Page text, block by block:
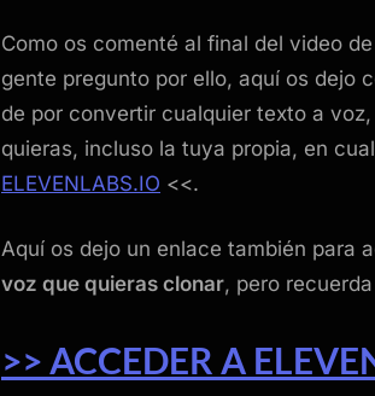
Como os comenté al final del video
gente pregunto por ello, aquí os dejo
de por convertir cualquier texto a
quieras, incluso la tuya propia, en
ELEVENLABS.IO <<.
Aquí os dejo un enlace también para
voz que quieras clonar, pero
>> ACCEDER A